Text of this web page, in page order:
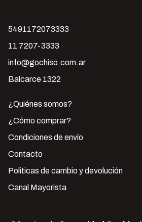
5491172073333
11 7207-3333
info@gochiso.com.ar
Balcarce 1322
¿Quiénes somos?
¿Cómo comprar?
Condiciones de envío
Contacto
Politicas de cambio y devolución
Canal Mayorista